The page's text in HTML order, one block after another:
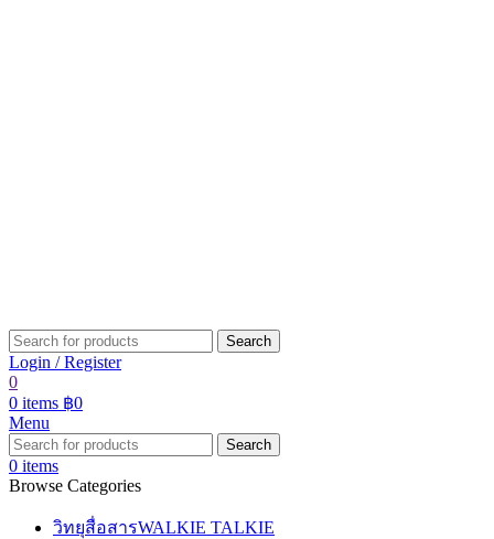
Search
Login / Register
0
0 items ฿0
Menu
Search
0 items
Browse Categories
วิทยุสื่อสารWALKIE TALKIE